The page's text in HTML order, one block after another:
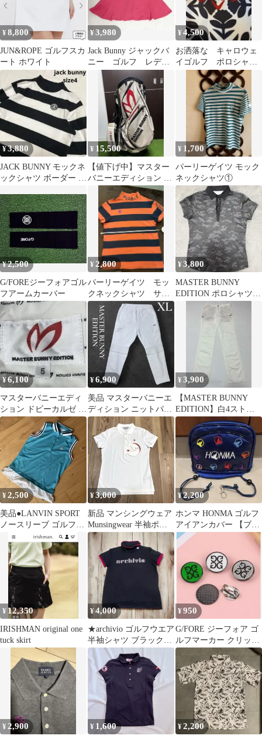
¥8,800
JUN&ROPE ゴルフスカ
ート ホワイト
¥ 3,980
Jack Bunny ジャックバ
ニー ゴルフ レディ
ース スカート ピン
ク 00
¥4,500
お洒落な キャロウェ
イゴルフ ポロシャ
ツ ＬＬサイズ
¥3,880
JACK BUNNY モックネ
ックシャツ ボーダー 長
4
¥ 15,500
【値下げ中】マスター
バニーエディション キ
ャディバッグ ゴルフバ
ッグ エナメル
¥ 1,700
パーリーゲイツ モック
ネックシャツ①
¥2,500
G/FOREジーフォアゴル
フアームカーバー
¥ 2,800
パーリーゲイツ モッ
クネックシャツ サイ
ズ1
¥3,800
MASTER BUNNY
EDITION ポロシャツ
カモフラ柄 サイズ1
¥6,100
マスターバニーエディ
ション ドビーカルゼ ス
トレッチパンツ レッド
5（L）
¥6,900
美品 マスターバニーエ
ディション ニットパン
ツ 白 サイズ6 XL ゴル
フウェア
¥3,900
【MASTER BUNNY
EDITION】白4ストレ
ッチパンツ＊マスター
バニー
¥2,500
美品●LANVIN SPORT
ノースリーブ ゴルフウ
ェア
¥3,000
新品 マンシングウェア
Munsingwear 半袖ポロ
シャツ マナード鹿の子
M
¥2,200
ホンマ HONMA ゴルフ
アイアンカバー 【ブル
ー】
¥ 12,350
IRISHMAN original one
tuck skirt
¥4,000
★archivio ゴルフウエア
半袖シャツ ブラック
38★
¥950
G/FORE ジーフォア ゴ
ルフマーカー クリップ
マーカー ホワイト
¥2,900 ¥ 1,600 ¥2,200